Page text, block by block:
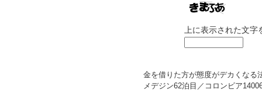
上に表示された文
金を借りた方が態度がデカくなる
メデジン62泊目／コロンビア